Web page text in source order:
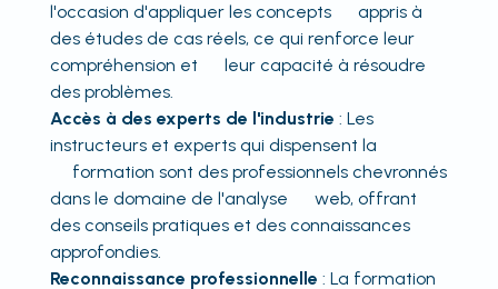
l'occasion d'appliquer les concepts appris à
des études de cas réels, ce qui renforce leur
compréhension et leur capacité à résoudre
des problèmes.
Accès à des experts de l'industrie : Les
instructeurs et experts qui dispensent la
formation sont des professionnels chevronnés
dans le domaine de l'analyse web, offrant
des conseils pratiques et des connaissances
approfondies.
Reconnaissance professionnelle : La formation